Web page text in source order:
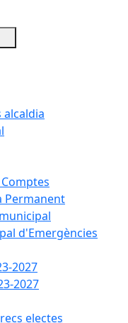
alcaldia
Permanent
d'Emergències
2027
2027
electes